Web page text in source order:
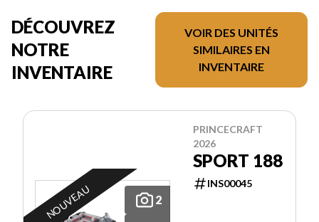
DÉCOUVREZ
NOTRE
INVENTAIRE
VOIR DES UNITÉS
SIMILAIRES EN
INVENTAIRE
2
NOUVEAU
PRINCECRAFT
2026
SPORT 188
INS00045